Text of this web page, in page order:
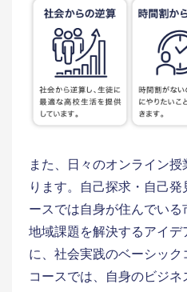
また、日々のオンライン
ります。自己探求・自己
ースでは自身が住んでいる
地域課題を解決するアイ
に、社会実践のベーシック
コースでは、自身のビジ